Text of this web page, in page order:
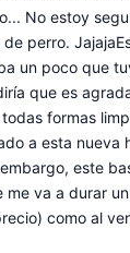
No estoy
perro.
un poco que
que es
formas
a esta
este
me va a durar
como al